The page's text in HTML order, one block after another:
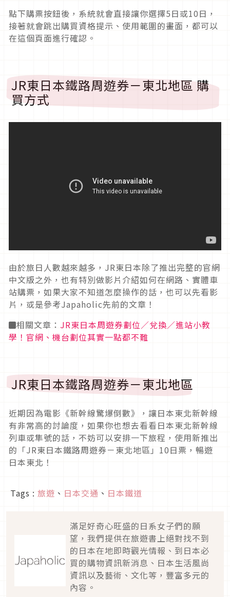
點下購票按鈕後，系統就會直接讓你選擇5日或10日，
接著就會跳出購買資格提示、使用範圍的畫面，都可以
在這個頁面進行確認。
JR東日本鐵路周遊券－東北地區 購
買方式
由於旅日人數越來越多，JR東日本除了推出完整的官網
中文版之外，也有特別做影片介紹如何在網路、實體車
站購票，如果大家不知道怎麼操作的話，也可以先看影
片，或是參考Japaholic先前的文章！
◼️相關文章： JR東日本周遊券劃位／兌換／進站小教
學！官網、機台劃位其實一點都不難
JR東日本鐵路周遊券－東北地區
近期因為電影《新幹線驚爆倒數》，讓日本東北新幹線
有非常高的討論度，如果你也想去看看日本東北新幹線
列車或隼號的話，不妨可以安排一下旅程，使用新推出
的「JR東日本鐵路周遊券－東北地區」10日票，暢遊
日本東北！
Tags : 旅遊 、 日本交通 、 日本鐵道
滿足好奇心旺盛的日系女子們的願
望，我們提供在旅遊書上絕對找不到
的日本在地即時觀光情報、到日本必
買的購物資訊新消息、日本生活風尚
資訊以及藝術、文化等，豐富多元的
內容。